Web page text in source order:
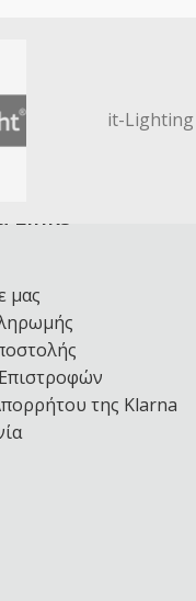
it-Lighting
Links
μας
της Klarna